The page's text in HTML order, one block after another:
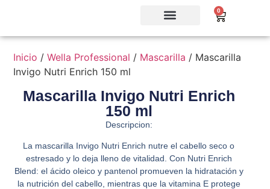
0
Inicio /Wella Professional / Mascarilla / Mascarilla
Invigo Nutri Enrich 150 ml
Mascarilla Invigo Nutri Enrich
150 ml
Descripcion:
La mascarilla Invigo Nutri Enrich nutre el cabello seco o
estresado y lo deja lleno de vitalidad. Con Nutri Enrich
Blend: el ácido oleico y pantenol promueven la hidratación y
la nutrición del cabello, mientras que la vitamina E protege